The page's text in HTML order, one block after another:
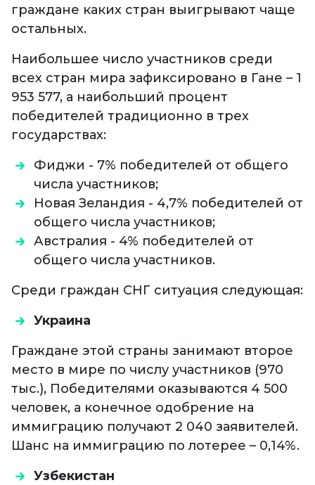
граждане каких стран выигрывают чаще
остальных.
Наибольшее число участников среди
всех стран мира зафиксировано в Гане – 1
953 577, а наибольший процент
победителей традиционно в трех
государствах:
Фиджи - 7% победителей от общего
числа участников;
Новая Зеландия - 4,7% победителей от
общего числа участников;
Австралия - 4% победителей от
общего числа участников.
Среди граждан СНГ ситуация следующая:
Украина
Граждане этой страны занимают второе
место в мире по числу участников (970
тыс.), Победителями оказываются 4 500
человек, а конечное одобрение на
иммиграцию получают 2 040 заявителей.
Шанс на иммиграцию по лотерее – 0,14%.
Узбекистан